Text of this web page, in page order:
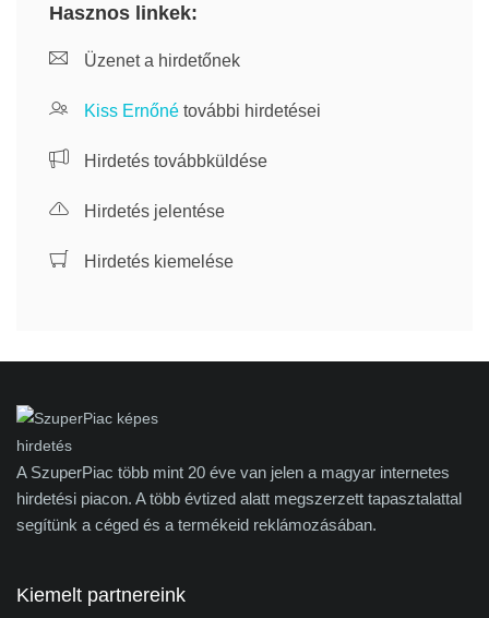
Hasznos linkek:
Üzenet a hirdetőnek
Kiss Ernőné további hirdetései
Hirdetés továbbküldése
Hirdetés jelentése
Hirdetés kiemelése
A SzuperPiac több mint 20 éve van jelen a magyar internetes
hirdetési piacon. A több évtized alatt megszerzett tapasztalattal
segítünk a céged és a termékeid reklámozásában.
Kiemelt partnereink